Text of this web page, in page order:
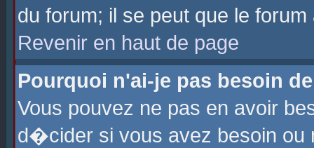
du forum; il se peut que le
Revenir en haut de page
Pourquoi n'ai-je pas besoin
Vous pouvez ne pas en avoir
d�cider si vous avez besoin ou